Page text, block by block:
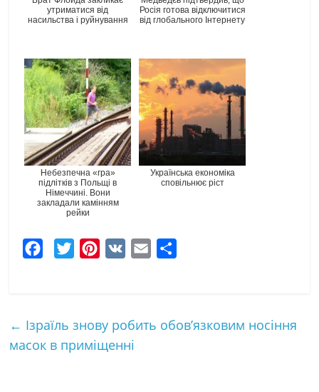
утриматися від
насильства і руйнування
Росія готова відключитися
від глобального Інтернету
Небезпечна «гра»
підлітків з Польщі в
Німеччині. Вони
закладали камінням
рейки
Українська економіка
сповільнює ріст
b
o
t
e
e
r
l
к
← Ізраїль знову робить обов’язковим носіння
масок в приміщенні